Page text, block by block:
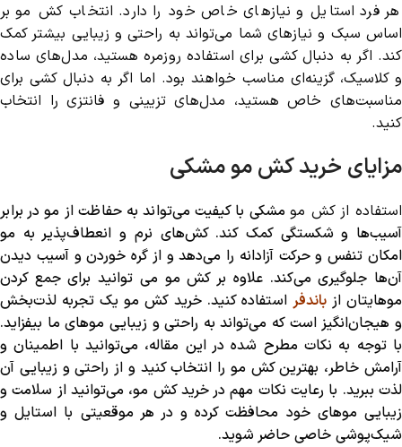
هر فرد استایل و نیازهای خاص خود را دارد. انتخاب کش مو بر
اساس سبک و نیازهای شما می‌تواند به راحتی و زیبایی بیشتر کمک
کند. اگر به دنبال کشی برای استفاده روزمره هستید، مدل‌های ساده
و کلاسیک، گزینه‌ای مناسب خواهند بود. اما اگر به دنبال کشی برای
مناسبت‌های خاص هستید، مدل‌های تزیینی و فانتزی را انتخاب
کنید.
مزایای خرید کش مو مشکی
استفاده از کش‌ مومشکی با کیفیت می‌تواند به حفاظت از مو در برابر
آسیب‌ها و شکستگی کمک کند. کش‌های نرم و انعطاف‌پذیر به مو
امکان تنفس و حرکت آزادانه را می‌دهد و از گره خوردن و آسیب دیدن
آن‌ها جلوگیری می‌کند. علاوه بر کش مو می توانید برای جمع کردن
موهایتان ازباندفر استفاده کنید. خرید کش مو یک تجربه لذت‌بخش
و هیجان‌انگیز است که می‌تواند به راحتی و زیبایی موهای ما بیفزاید.
با توجه به نکات مطرح شده در این مقاله، می‌توانید با اطمینان و
آرامش خاطر، بهترین کش مو را انتخاب کنید و از راحتی و زیبایی آن
لذت ببرید. با رعایت نکات مهم در خرید کش مو، می‌توانید از سلامت و
زیبایی موهای خود محافظت کرده و در هر موقعیتی با استایل و
شیک‌پوشی خاصی حاضر شوید.